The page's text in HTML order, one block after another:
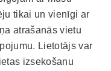
tikai un vienīgi ar
atrašanās vietu
Lietotājs var
izsekošanu